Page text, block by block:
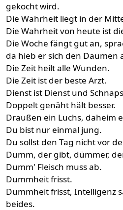
gekocht wird.
Die Wahrheit liegt in der
Die Wahrheit von heute ist
Die Woche fängt gut an,
da hieb er sich den Daumen
Die Zeit heilt alle Wunden.
Die Zeit ist der beste Arzt.
Dienst ist Dienst und
Doppelt genäht hält besser.
Draußen ein Luchs, daheim
Du bist nur einmal jung.
Du sollst den Tag nicht vor
Dumm, der gibt, dümmer,
Dumm' Fleisch muss ab.
Dummheit frisst.
Dummheit frisst, Intelligenz
beides.